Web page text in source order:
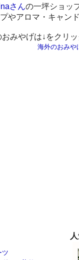
さんの一坪ショッ
やアロマ・キャン
みやげは↓をクリッ
海外のおみや
ツ